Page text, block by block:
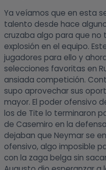
Ya veíamos que en esta
talento desde hace
cruzaba algo para que no
explosión en el equipo.
jugadores para ello y
selecciones favoritas en
ansiada competición.
supo aprovechar sus
mayor. El poder ofensivo
los de Tite lo terminaron
de Casemiro en la
dejaban que Neymar se
ofensivo, algo imposible
con la zaga belga sin